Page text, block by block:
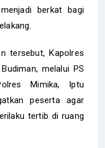
berkat bagi
tersebut, Kapolres
melalui PS
Mimika, Iptu
peserta agar
tertib di ruang